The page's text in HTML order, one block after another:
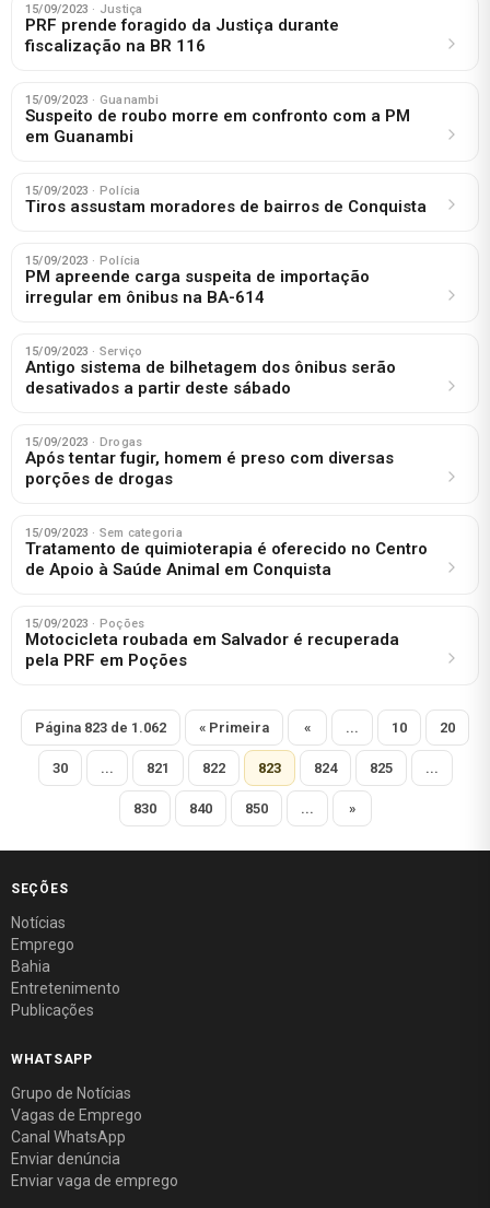
15/09/2023 · Justiça
PRF prende foragido da Justiça durante
fiscalização na BR 116
15/09/2023 · Guanambi
Suspeito de roubo morre em confronto com a PM
em Guanambi
15/09/2023 · Polícia
Tiros assustam moradores de bairros de Conquista
15/09/2023 · Polícia
PM apreende carga suspeita de importação
irregular em ônibus na BA-614
15/09/2023 · Serviço
Antigo sistema de bilhetagem dos ônibus serão
desativados a partir deste sábado
15/09/2023 · Drogas
Após tentar fugir, homem é preso com diversas
porções de drogas
15/09/2023 · Sem categoria
Tratamento de quimioterapia é oferecido no Centro
de Apoio à Saúde Animal em Conquista
15/09/2023 · Poções
Motocicleta roubada em Salvador é recuperada
pela PRF em Poções
Página 823 de 1.062 « Primeira « ... 10 20
30 ... 821 822 823 824 825 ...
830 840 850 ... »
SEÇÕES
Notícias
Emprego
Bahia
Entretenimento
Publicações
WHATSAPP
Grupo de Notícias
Vagas de Emprego
Canal WhatsApp
Enviar denúncia
Enviar vaga de emprego